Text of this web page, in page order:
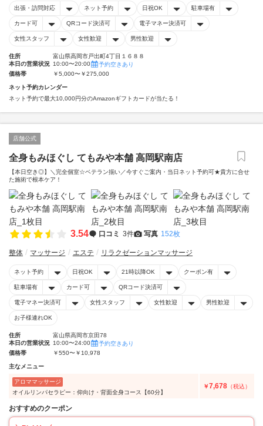
出張・訪問対応 ネット予約 日祝OK 駐車場有
カード可 QRコード決済可 電子マネー決済可
女性スタッフ 女性歓迎 男性歓迎
住所
富山県高岡市戸出町4丁目１６８８
本日の営業状況 10:00〜20:00
予約空きあり
価格帯
￥5,000〜￥275,000
ネット予約カレンダー
ネット予約で最大10,000円分のAmazonギフトカードが当たる！
店舗公式
全身もみほぐし てもみや本舗 高岡駅南店
【本日空き◎】＼完全個室☆ベテラン揃い／今すぐご案内・当日ネット予約可★貴方に合せ
た施術で根本ケア！
3.54 口コミ 3件 写真 152枚
整体 マッサージ エステ リラクゼーションマッサージ
ネット予約 日祝OK 21時以降OK クーポン有
駐車場有 カード可 QRコード決済可
電子マネー決済可 女性スタッフ 女性歓迎 男性歓迎
お子様連れOK
住所
富山県高岡市京田78
本日の営業状況 10:00〜24:00
予約空きあり
価格帯
￥550〜￥10,978
主なメニュー
アロママッサージ
オイルリンパセラピー：仰向け・背面全身コース【60分】
￥7,678 （税込）
おすすめのクーポン